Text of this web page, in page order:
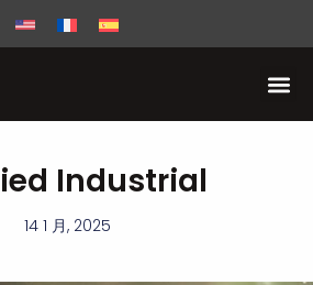
Industrial
14 1 月, 2025